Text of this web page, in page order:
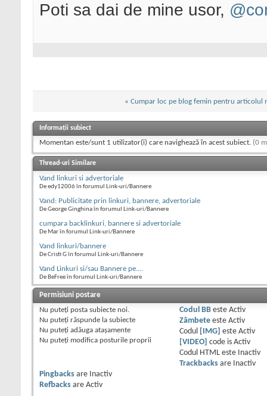
Poti sa dai de mine usor,
« Cumpar loc pe blog femin pentru articolul
Informații subiect
Momentan este/sunt 1 utilizator(i) care navighează în acest subiect. (0
Thread-uri Similare
Vand linkuri si advertoriale
De edy12006 în forumul Link-uri/Bannere
Vand: Publicitate prin linkuri, bannere, advertoriale
De George Ginghina în forumul Link-uri/Bannere
cumpara backlinkuri, bannere si advertoriale
De Mar în forumul Link-uri/Bannere
Vand linkuri/bannere
De Cristi G în forumul Link-uri/Bannere
Vand Linkuri si/sau Bannere pe....
De BeFree în forumul Link-uri/Bannere
Permisiuni postare
Nu puteţi posta subiecte noi.
Nu puteţi răspunde la subiecte
Nu puteţi adăuga ataşamente
Nu puteţi modifica posturile proprii
Codul BBeste Activ
Zâmbeteeste Activ
Codul
[IMG] este Activ
[VIDEO]
code is Activ
Codul HTML este
Inactiv
Trackbacksare
Inactiv
Pingbacks are
Inactiv
Refbacks are Activ